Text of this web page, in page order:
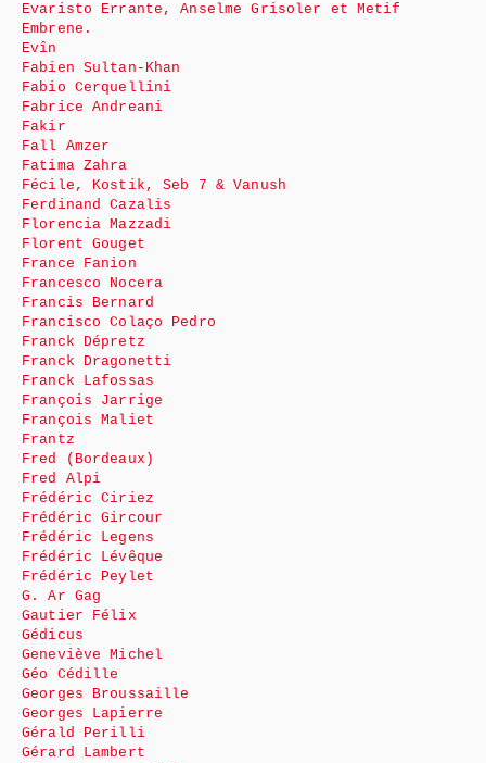
Evaristo Errante, Anselme Grisoler et Metif
Embrene.
Evîn
Fabien Sultan-Khan
Fabio Cerquellini
Fabrice Andreani
Fakir
Fall Amzer
Fatima Zahra
Fécile, Kostik, Seb 7 & Vanush
Ferdinand Cazalis
Florencia Mazzadi
Florent Gouget
France Fanion
Francesco Nocera
Francis Bernard
Francisco Colaço Pedro
Franck Dépretz
Franck Dragonetti
Franck Lafossas
François Jarrige
François Maliet
Frantz
Fred (Bordeaux)
Fred Alpi
Frédéric Ciriez
Frédéric Gircour
Frédéric Legens
Frédéric Lévêque
Frédéric Peylet
G. Ar Gag
Gautier Félix
Gédicus
Geneviève Michel
Géo Cédille
Georges Broussaille
Georges Lapierre
Gérald Perilli
Gérard Lambert